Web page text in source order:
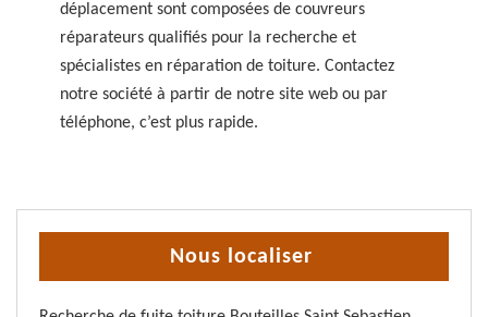
déplacement sont composées de couvreurs
réparateurs qualifiés pour la recherche et
spécialistes en réparation de toiture. Contactez
notre société à partir de notre site web ou par
téléphone, c’est plus rapide.
Nous localiser